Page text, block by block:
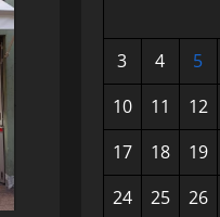
3 4
5
10
11
12
17
18
19
24
25
26